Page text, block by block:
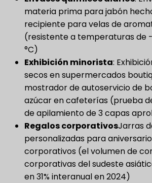
materia prima para jabón
recipiente para velas de
(resistente a temperaturas de -
°C)
Exhibición minorista​:
secos en supermercados
mostrador de autoservicio de
azúcar en cafeterías (prueba
de apilamiento de 3 capas
Regalos corporativosJarras
personalizadas para
corporativos (el volumen de
corporativas del sudeste
en 31% interanual en 2024)